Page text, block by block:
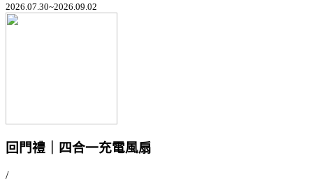
2026.07.30~2026.09.02
回門禮｜四合一充電風扇
/